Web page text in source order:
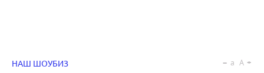
НАШ ШОУБИЗ
a A